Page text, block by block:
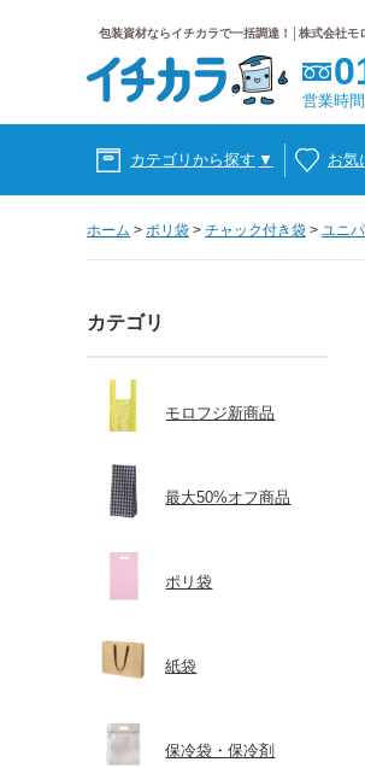
包装資材ならイチカラで一括調達！│株式会社モ
営業時
カテゴリから探す ▼ お気
ホーム > ポリ袋 > チャック付き袋 > ユニ
カテゴリ
モロフジ新商品
最大50%オフ商品
ポリ袋
紙袋
保冷袋・保冷剤